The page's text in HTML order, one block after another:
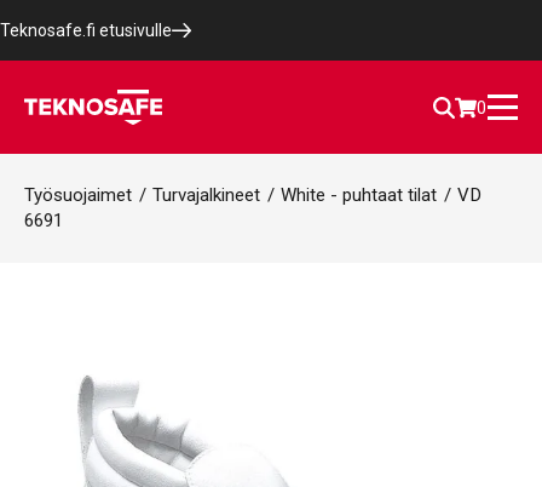
Teknosafe.fi etusivulle
0
Työsuojaimet / Turvajalkineet / White - puhtaat tilat / VD
6691